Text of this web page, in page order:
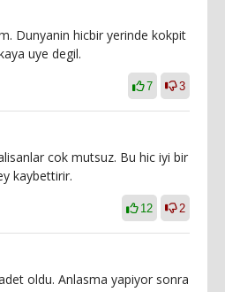
Dunyanin hicbir yerinde kokpit
uye degil.
7 3
cok mutsuz. Bu hic iyi bir
kaybettirir.
12 2
oldu. Anlasma yapiyor sonra